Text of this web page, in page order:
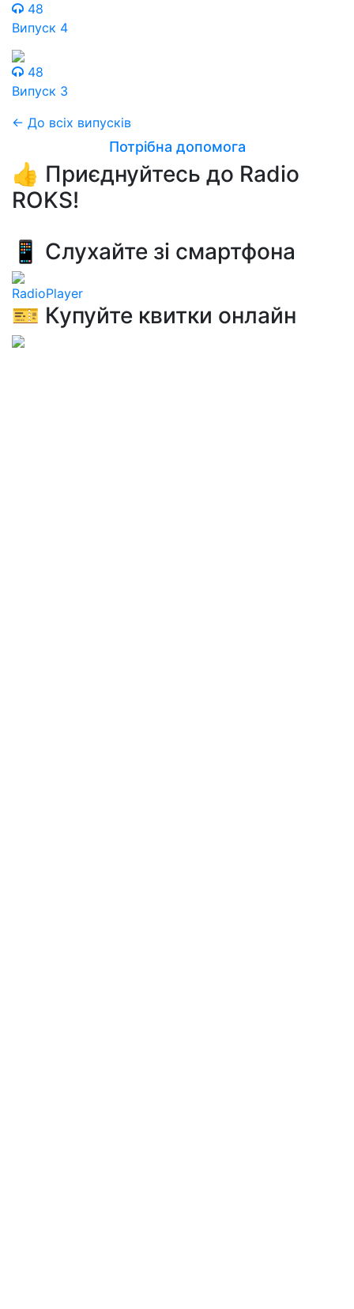
48
Випуск 4
48
Випуск 3
← До всіх випусків
Потрібна допомога
👍 Приєднуйтесь до Radio
ROKS!
📱 Слухайте зі смартфона
RadioPlayer
🎫 Купуйте квитки онлайн